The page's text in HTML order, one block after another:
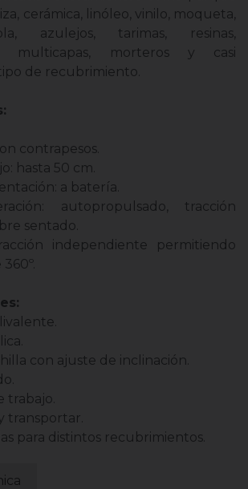
cerámica, linóleo, vinilo, moqueta,
azulejos, tarimas, resinas,
multicapas, morteros y casi
de recubrimiento.
contrapesos.
hasta 50 cm.
a batería.
autopropulsado, tracción
sentado.
independiente permitiendo
con ajuste de inclinación.
trabajo.
transportar.
para distintos recubrimientos.